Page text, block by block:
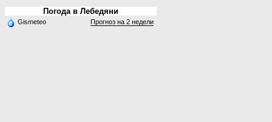
Погода в Лебедяни
Gismeteo Прогноз на 2 недели